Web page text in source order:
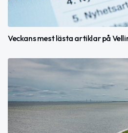
Veckans mest lästa artiklar på